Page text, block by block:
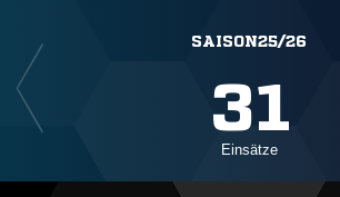
SAISON25/26
31
Einsätze